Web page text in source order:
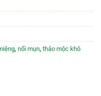
nổi mụn thảo mộc khô